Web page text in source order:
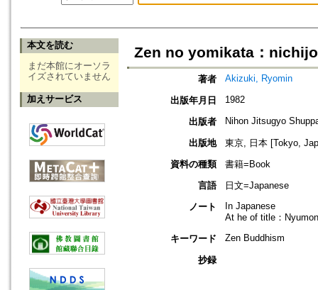
本文を読む
まだ本館にオーソラ
イズされていません
加えサービス
Zen no yomikata：
著者 Akizuki, Ryomin
出版年月日 1982
出版者 Nihon Jitsugyo
出版地
東京, 日本 [Tokyo,
資料の種類
書籍=Book
言語
日文=Japanese
ノート
In Japanese
At he of title：Nyumon
キーワード
Zen Buddhism
抄録